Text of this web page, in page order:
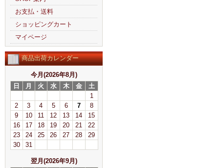
お支払・送料
ショッピングカート
マイページ
商品出荷カレンダー
今月(2026年8月)
日
月 火 水 木 金
土
1
2
3 4 5 6 7
8
9
10 11 12 13 14
15
16
17 18 19 20 21
22
23
24 25 26 27 28
29
30
31
翌月(2026年9月)